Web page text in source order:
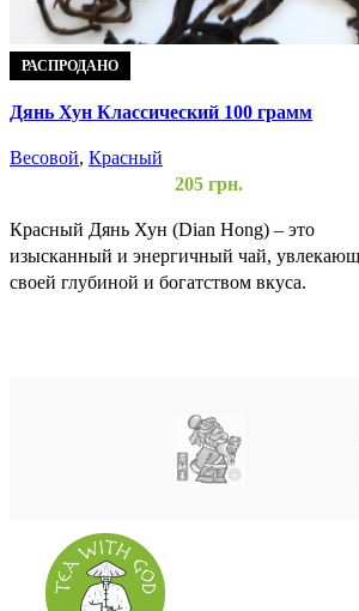
РАСПРОДАНО
Дянь Хун Классический 100 грамм
Весовой, Красный
205грн.
Красный Дянь Хун (Dian Hong) – это
изысканный и энергичный чай,
своей глубиной и богатством вкуса.